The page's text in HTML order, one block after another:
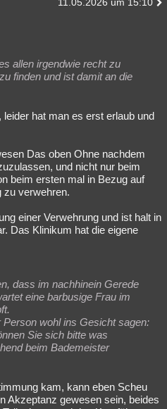
11.05.2026 um 15:10
allen irgendwie recht zu
finden und ist damit an die
hat man es erst erlaub und
Das oben Ohne nachdem
und nicht nur beim
beim ersten mal in Bezug auf
zu verwehren.
einer Verwehrung und ist halt in
Das Klinikum hat die eigene
dass im nachhinein Gerede
eine barbusige Frau im
wohl ins Gesicht sagen:
Sie sich bitte was
beim Bademeister
kam, kann eben Scheu
Akzeptanz gewesen sein, beides